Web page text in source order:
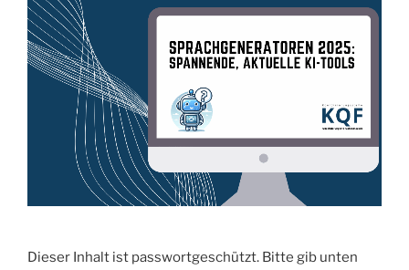
Dieser Inhalt ist passwortgeschützt. Bitte gib unten